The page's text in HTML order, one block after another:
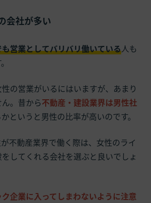
会社が多い
営業としてバリバリ働いている人も
の営業がいるにはいますが、あまり
。昔から不動産・建設業界は男性社
というと男性の比率が高いのです。
不動産業界で働く際は、女性のライ
してくれる会社を選ぶと良いでしょ
企業に入ってしまわないように注意